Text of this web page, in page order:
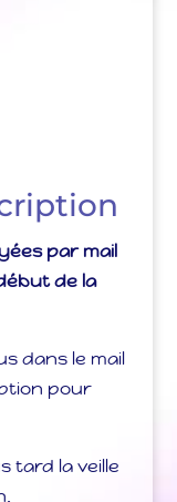
par mail
de la
dans le mail
pour
tard la veille